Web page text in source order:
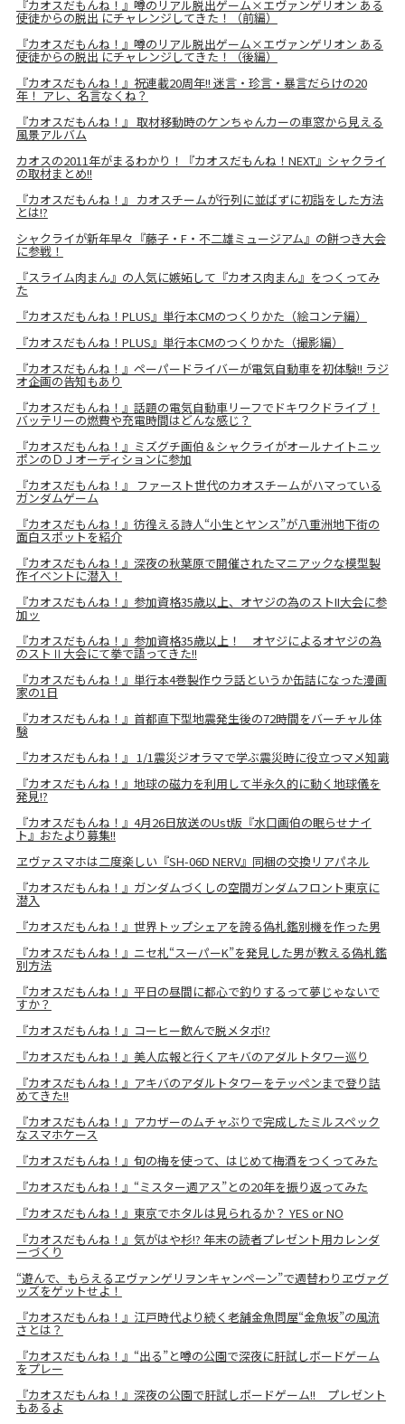
『カオスだもんね！』噂のリアル脱出ゲーム×エヴァンゲリオン ある
使徒からの脱出 にチャレンジしてきた！（前編）
『カオスだもんね！』噂のリアル脱出ゲーム×エヴァンゲリオン ある
使徒からの脱出 にチャレンジしてきた！（後編）
『カオスだもんね！』祝連載20周年!! 迷言・珍言・暴言だらけの20
年！ アレ、名言なくね？
『カオスだもんね！』 取材移動時のケンちゃんカーの車窓から見える
風景アルバム
カオスの2011年がまるわかり！『カオスだもんね！NEXT』シャクライ
の取材まとめ!!
『カオスだもんね！』 カオスチームが行列に並ばずに初詣をした方法
とは!?
シャクライが新年早々『藤子・F・不二雄ミュージアム』の餅つき大会
に参戦！
『スライム肉まん』の人気に嫉妬して『カオス肉まん』をつくってみ
た
『カオスだもんね！PLUS』単行本CMのつくりかた（絵コンテ編）
『カオスだもんね！PLUS』単行本CMのつくりかた（撮影編）
『カオスだもんね！』ペーパードライバーが電気自動車を初体験!! ラジ
オ企画の告知もあり
『カオスだもんね！』話題の電気自動車リーフでドキワクドライブ！
バッテリーの燃費や充電時間はどんな感じ？
『カオスだもんね！』ミズグチ画伯＆シャクライがオールナイトニッ
ポンのＤＪオーディションに参加
『カオスだもんね！』 ファースト世代のカオスチームがハマっている
ガンダムゲーム
『カオスだもんね！』彷徨える詩人“小生とヤンス”が八重洲地下街の
面白スポットを紹介
『カオスだもんね！』深夜の秋葉原で開催されたマニアックな模型製
作イベントに潜入！
『カオスだもんね！』参加資格35歳以上、オヤジの為のストII大会に参
加ッ
『カオスだもんね！』参加資格35歳以上！ オヤジによるオヤジの為
のストⅡ大会にて拳で語ってきた!!
『カオスだもんね！』単行本4巻製作ウラ話というか缶詰になった漫画
家の1日
『カオスだもんね！』首都直下型地震発生後の72時間をバーチャル体
験
『カオスだもんね！』 1/1震災ジオラマで学ぶ震災時に役立つマメ知識
『カオスだもんね！』地球の磁力を利用して半永久的に動く地球儀を
発見!?
『カオスだもんね！』4月26日放送のUst版『水口画伯の眠らせナイ
ト』おたより募集!!
ヱヴァスマホは二度楽しい『SH-06D NERV』同梱の交換リアパネル
『カオスだもんね！』ガンダムづくしの空間ガンダムフロント東京に
潜入
『カオスだもんね！』世界トップシェアを誇る偽札鑑別機を作った男
『カオスだもんね！』ニセ札“スーパーK”を発見した男が教える偽札鑑
別方法
『カオスだもんね！』平日の昼間に都心で釣りするって夢じゃないで
すか？
『カオスだもんね！』コーヒー飲んで脱メタボ!?
『カオスだもんね！』美人広報と行くアキバのアダルトタワー巡り
『カオスだもんね！』アキバのアダルトタワーをテッペンまで登り詰
めてきた!!
『カオスだもんね！』アカザーのムチャぶりで完成したミルスペック
なスマホケース
『カオスだもんね！』旬の梅を使って、はじめて梅酒をつくってみた
『カオスだもんね！』“ミスター週アス”との20年を振り返ってみた
『カオスだもんね！』東京でホタルは見られるか？ YES or NO
『カオスだもんね！』気がはや杉!? 年末の読者プレゼント用カレンダ
ーづくり
“遊んで、もらえるヱヴァンゲリヲンキャンペーン”で週替わりヱヴァグ
ッズをゲットせよ！
『カオスだもんね！』江戸時代より続く老舗金魚問屋“金魚坂”の風流
さとは？
『カオスだもんね！』“出る”と噂の公園で深夜に肝試しボードゲーム
をプレー
『カオスだもんね！』深夜の公園で肝試しボードゲーム!! プレゼント
もあるよ